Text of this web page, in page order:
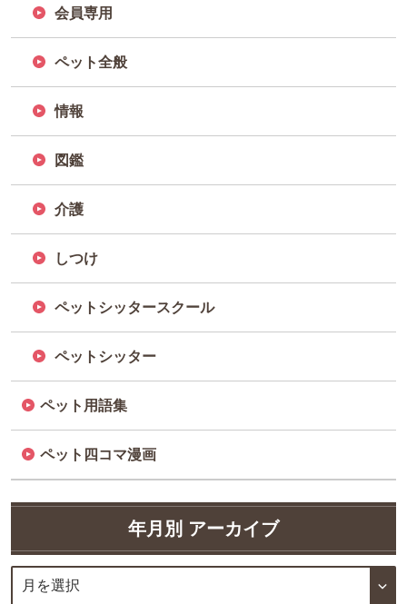
会員専用
ペット全般
情報
図鑑
介護
しつけ
ペットシッタースクール
ペットシッター
ペット用語集
ペット四コマ漫画
年月別 アーカイブ